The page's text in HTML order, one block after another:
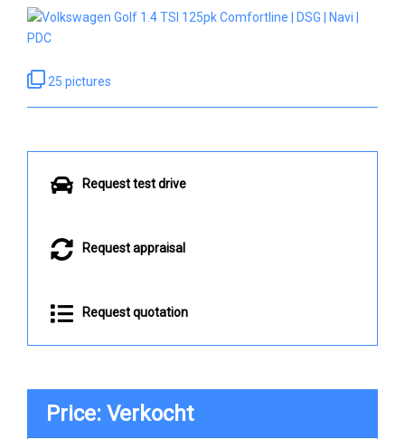
25 pictures
Request test drive
Request appraisal
Request quotation
Price: Verkocht